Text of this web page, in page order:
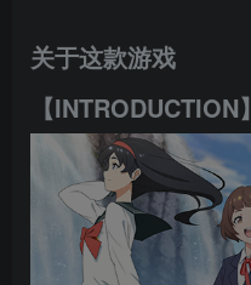
关于这款游戏
【INTRODUCTION】